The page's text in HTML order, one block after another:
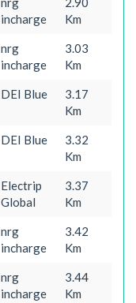
incharge
Km
nrg
incharge
3.03
Km
DEI Blue
3.17
Km
DEI Blue
3.32
Km
Electrip
Global
3.37
Km
nrg
incharge
3.42
Km
nrg
incharge
3.44
Km